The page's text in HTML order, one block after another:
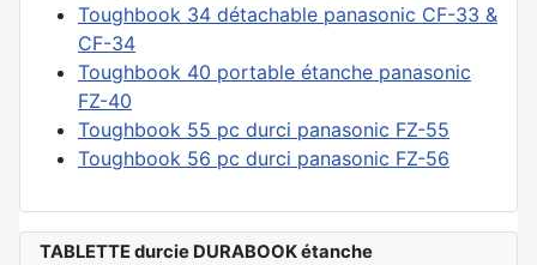
Toughbook 34 détachable panasonic CF-33 &
CF-34
Toughbook 40 portable étanche panasonic
FZ-40
Toughbook 55 pc durci panasonic FZ-55
Toughbook 56 pc durci panasonic FZ-56
TABLETTE durcie DURABOOK étanche